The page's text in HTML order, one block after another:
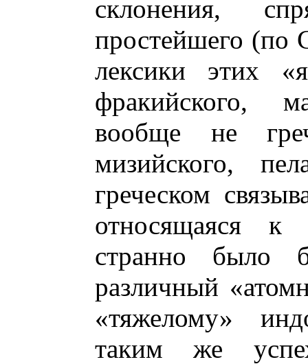
склонения,
простейшего (по
лексики этих
фракийского,
вообще не
мизийского,
греческом
относящаяся к
странно было
различный
«тяжелому»
таким же